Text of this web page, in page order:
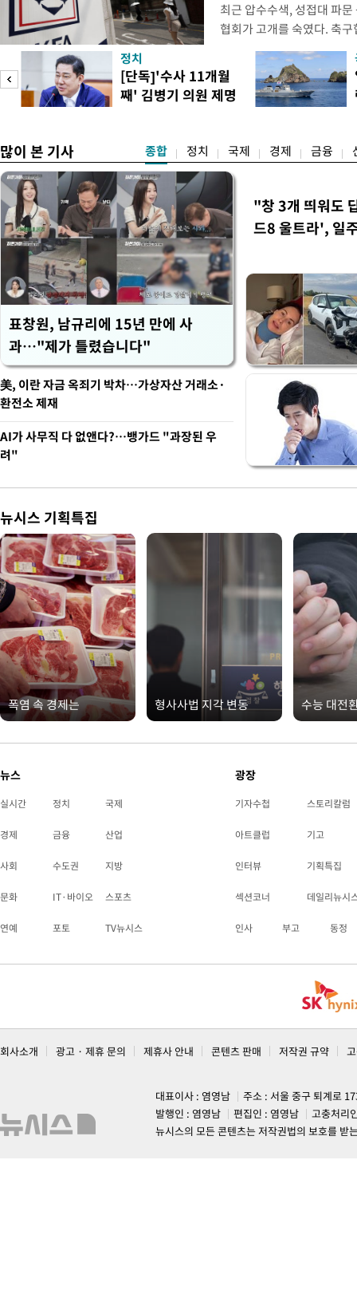
최근 압수수색, 성접대 파
협회가 고개를 숙였다. 축
관계자 여러분께 드리는
다. 축구협회는 최근 2026
컵 조별리그 탈락과 관련해
회에서 질타를 받은 데 이
정치
[단독]'수사 11개월
째' 김병기 의원 제명
많이 본 기사 종합 정치 국제 경제 금융
표창원, 남규리에 15년 만에 사
과…"제가 틀렸습니다"
"창 3개 띄워도
드8 울트라', 일
美, 이란 자금 옥죄기 박차…가상자산 거래소·
환전소 제재
AI가 사무직 다 없앤다?…뱅가드 "과장된 우
려"
뉴시스 기획특집
폭염 속 경제는 형사사법 지각 변동 수능 대전
뉴스
실시간 정치 국제
경제 금융 산업
사회 수도권 지방
문화 IT·바이오 스포츠
연예 포토 TV뉴시스
광장
기자수첩 스토리칼럼
아트클럽 기고
인터뷰 기획특집
섹션코너 데일리뉴시
인사 부고 동정
회사소개 광고 · 제휴 문의 제휴사 안내 콘텐츠 판매 저작권 규약
대표이사 : 염영남
주소 : 서울 중구 퇴계로
발행인 : 염영남
편집인 : 염영남
고충처리
뉴시스의 모든 콘텐츠는 저작권법의 보호를